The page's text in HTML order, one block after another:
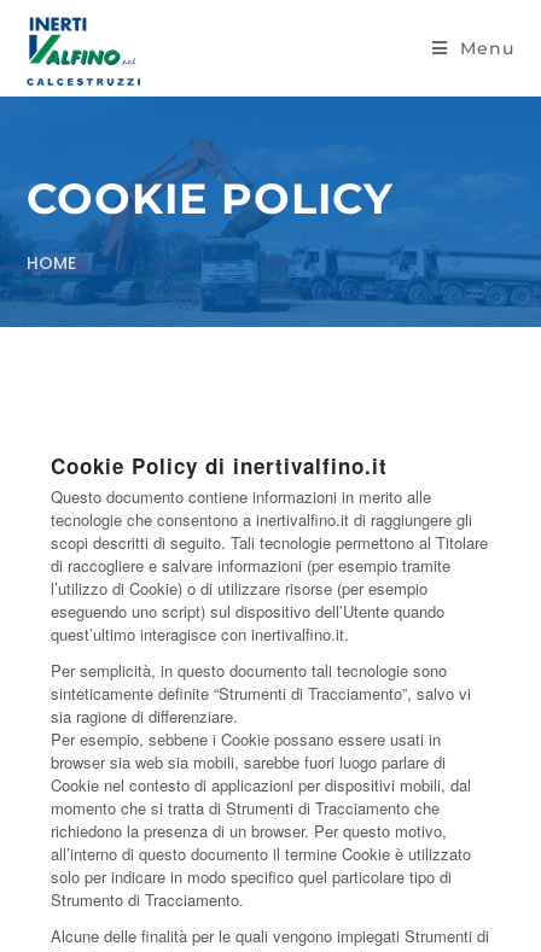
Menu
COOKIE POLICY
HOME
Cookie Policy di inertivalfino.it
Questo documento contiene informazioni in merito alle
tecnologie che consentono a inertivalfino.it di raggiungere gli
scopi descritti di seguito. Tali tecnologie permettono al Titolare
di raccogliere e salvare informazioni (per esempio tramite
l’utilizzo di Cookie) o di utilizzare risorse (per esempio
eseguendo uno script) sul dispositivo dell’Utente quando
quest’ultimo interagisce con inertivalfino.it.
Per semplicità, in questo documento tali tecnologie sono
sinteticamente definite “Strumenti di Tracciamento”, salvo vi
sia ragione di differenziare.
Per esempio, sebbene i Cookie possano essere usati in
browser sia web sia mobili, sarebbe fuori luogo parlare di
Cookie nel contesto di applicazioni per dispositivi mobili, dal
momento che si tratta di Strumenti di Tracciamento che
richiedono la presenza di un browser. Per questo motivo,
all’interno di questo documento il termine Cookie è utilizzato
solo per indicare in modo specifico quel particolare tipo di
Strumento di Tracciamento.
Alcune delle finalità per le quali vengono impiegati Strumenti di